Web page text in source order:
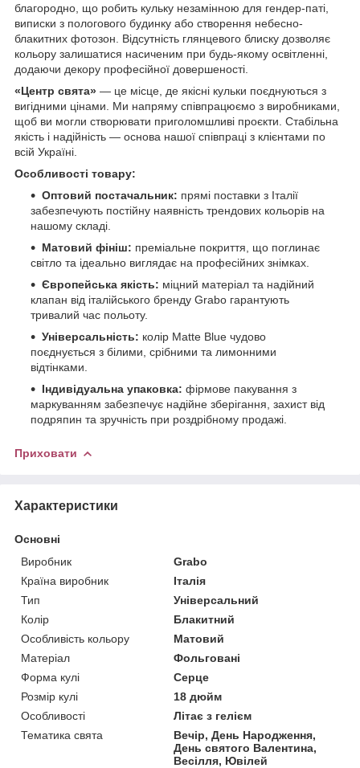
благородно, що робить кульку незамінною для гендер-паті,
виписки з пологового будинку або створення небесно-
блакитних фотозон. Відсутність глянцевого блиску дозволяє
кольору залишатися насиченим при будь-якому освітленні,
додаючи декору професійної довершеності.
«Центр свята» — це місце, де якісні кульки поєднуються з
вигідними цінами. Ми напряму співпрацюємо з виробниками,
щоб ви могли створювати приголомшливі проєкти. Стабільна
якість і надійність — основа нашої співпраці з клієнтами по
всій Україні.
Особливості товару:
Оптовий постачальник: прямі поставки з Італії
забезпечують постійну наявність трендових кольорів на
нашому складі.
Матовий фініш: преміальне покриття, що поглинає
світло та ідеально виглядає на професійних знімках.
Європейська якість: міцний матеріал та надійний
клапан від італійського бренду Grabo гарантують
тривалий час польоту.
Універсальність: колір Matte Blue чудово
поєднується з білими, срібними та лимонними
відтінками.
Індивідуальна упаковка: фірмове пакування з
маркуванням забезпечує надійне зберігання, захист від
подряпин та зручність при роздрібному продажі.
Приховати
Характеристики
Основні
Виробник
Grabo
Країна виробник
Італія
Тип
Універсальний
Колір
Блакитний
Особливість кольору
Матовий
Матеріал
Фольговані
Форма кулі
Серце
Розмір кулі
18 дюйм
Особливості
Літає з гелієм
Тематика свята
Вечір, День Народження,
День святого Валентина,
Весілля, Ювілей